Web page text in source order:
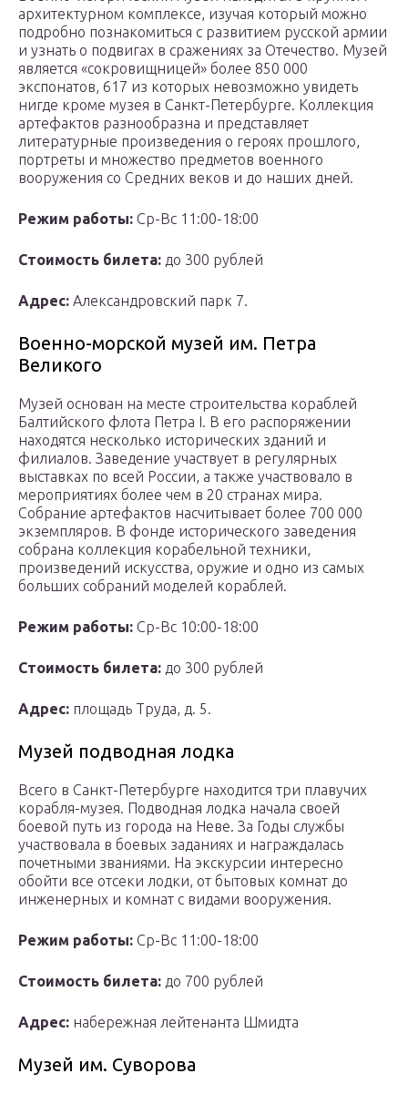
архитектурном комплексе, изучая который можно
подробно познакомиться с развитием русской армии
и узнать о подвигах в сражениях за Отечество. Музей
является «сокровищницей» более 850 000
экспонатов, 617 из которых невозможно увидеть
нигде кроме музея в Санкт-Петербурге. Коллекция
артефактов разнообразна и представляет
литературные произведения о героях прошлого,
портреты и множество предметов военного
вооружения со Средних веков и до наших дней.
Режим работы: Ср-Вс 11:00-18:00
Стоимость билета: до 300 рублей
Адрес: Александровский парк 7.
Военно-морской музей им. Петра
Великого
Музей основан на месте строительства кораблей
Балтийского флота Петра I. В его распоряжении
находятся несколько исторических зданий и
филиалов. Заведение участвует в регулярных
выставках по всей России, а также участвовало в
мероприятиях более чем в 20 странах мира.
Собрание артефактов насчитывает более 700 000
экземпляров. В фонде исторического заведения
собрана коллекция корабельной техники,
произведений искусства, оружие и одно из самых
больших собраний моделей кораблей.
Режим работы: Ср-Вс 10:00-18:00
Стоимость билета: до 300 рублей
Адрес: площадь Труда, д. 5.
Музей подводная лодка
Всего в Санкт-Петербурге находится три плавучих
корабля-музея. Подводная лодка начала своей
боевой путь из города на Неве. За Годы службы
участвовала в боевых заданиях и награждалась
почетными званиями. На экскурсии интересно
обойти все отсеки лодки, от бытовых комнат до
инженерных и комнат с видами вооружения.
Режим работы: Ср-Вс 11:00-18:00
Стоимость билета: до 700 рублей
Адрес: набережная лейтенанта Шмидта
Музей им. Суворова